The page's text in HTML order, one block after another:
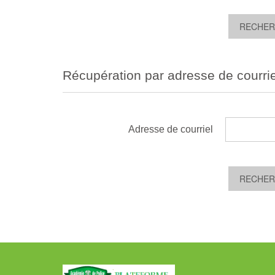
Récupération par adresse de
Adresse de courriel